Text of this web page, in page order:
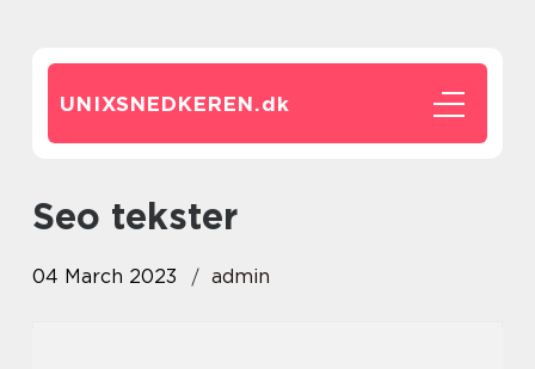
UNIXSNEDKEREN.dk
seo tekster
04 March 2023 admin